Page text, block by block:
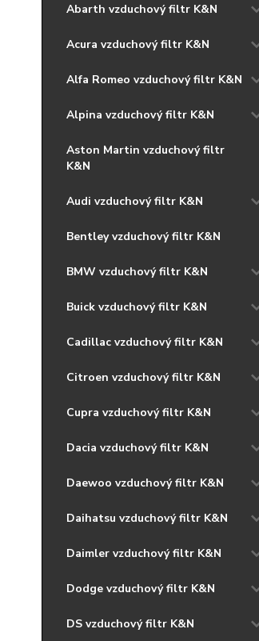
Abarth vzduchový filtr K&N
Acura vzduchový filtr K&N
Alfa Romeo vzduchový filtr K&N
Alpina vzduchový filtr K&N
Aston Martin vzduchový filtr
K&N
Audi vzduchový filtr K&N
Bentley vzduchový filtr K&N
BMW vzduchový filtr K&N
Buick vzduchový filtr K&N
Cadillac vzduchový filtr K&N
Citroen vzduchový filtr K&N
Cupra vzduchový filtr K&N
Dacia vzduchový filtr K&N
Daewoo vzduchový filtr K&N
Daihatsu vzduchový filtr K&N
Daimler vzduchový filtr K&N
Dodge vzduchový filtr K&N
DS vzduchový filtr K&N